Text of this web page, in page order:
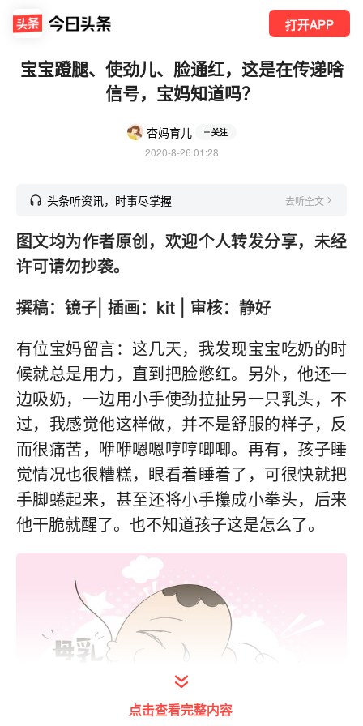
打开APP
宝宝蹬腿、使劲儿、脸通红，这是在传递啥
信号，宝妈知道吗？
杏妈育儿 关注
2020-8-26 01:28
头条听资讯，时事尽掌握 去听全文
图文均为作者原创，欢迎个人转发分享，未经
许可请勿抄袭。
撰稿：镜子| 插画：kit | 审核：静好
有位宝妈留言：这几天，我发现宝宝吃奶的时
候就总是用力，直到把脸憋红。另外，他还一
边吸奶，一边用小手使劲拉扯另一只乳头，不
过，我感觉他这样做，并不是舒服的样子，反
而很痛苦，咿咿嗯嗯哼哼唧唧。再有，孩子睡
觉情况也很糟糕，眼看着睡着了，可很快就把
手脚蜷起来，甚至还将小手攥成小拳头，后来
他干脆就醒了。也不知道孩子这是怎么了。
点击查看完整内容